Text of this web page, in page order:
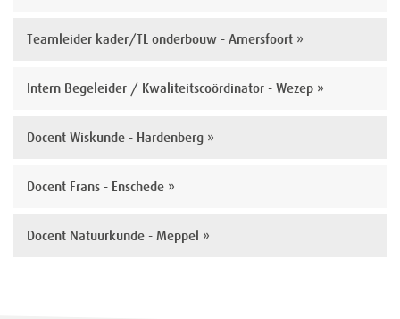
Teamleider kader/TL onderbouw - Amersfoort »
Intern Begeleider / Kwaliteitscoördinator - Wezep »
Docent Wiskunde - Hardenberg »
Docent Frans - Enschede »
Docent Natuurkunde - Meppel »